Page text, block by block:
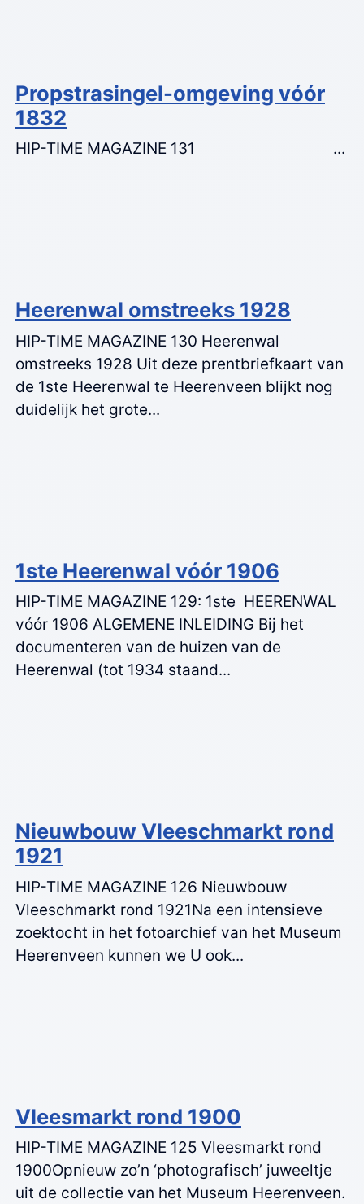
Propstrasingel-omgeving vóór
1832
HIP-TIME MAGAZINE 131 ...
Heerenwal omstreeks 1928
HIP-TIME MAGAZINE 130 Heerenwal
omstreeks 1928 Uit deze prentbriefkaart van
de 1ste Heerenwal te Heerenveen blijkt nog
duidelijk het grote...
1ste Heerenwal vóór 1906
HIP-TIME MAGAZINE 129: 1ste HEERENWAL
vóór 1906 ALGEMENE INLEIDING Bij het
documenteren van de huizen van de
Heerenwal (tot 1934 staand...
Nieuwbouw Vleeschmarkt rond
1921
HIP-TIME MAGAZINE 126 Nieuwbouw
Vleeschmarkt rond 1921Na een intensieve
zoektocht in het fotoarchief van het Museum
Heerenveen kunnen we U ook...
Vleesmarkt rond 1900
HIP-TIME MAGAZINE 125 Vleesmarkt rond
1900Opnieuw zo’n ‘photografisch’ juweeltje
uit de collectie van het Museum Heerenveen.